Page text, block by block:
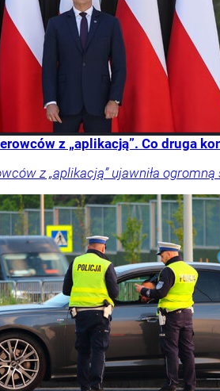
z „aplikacją”. Co druga
z „aplikacją” ujawniła